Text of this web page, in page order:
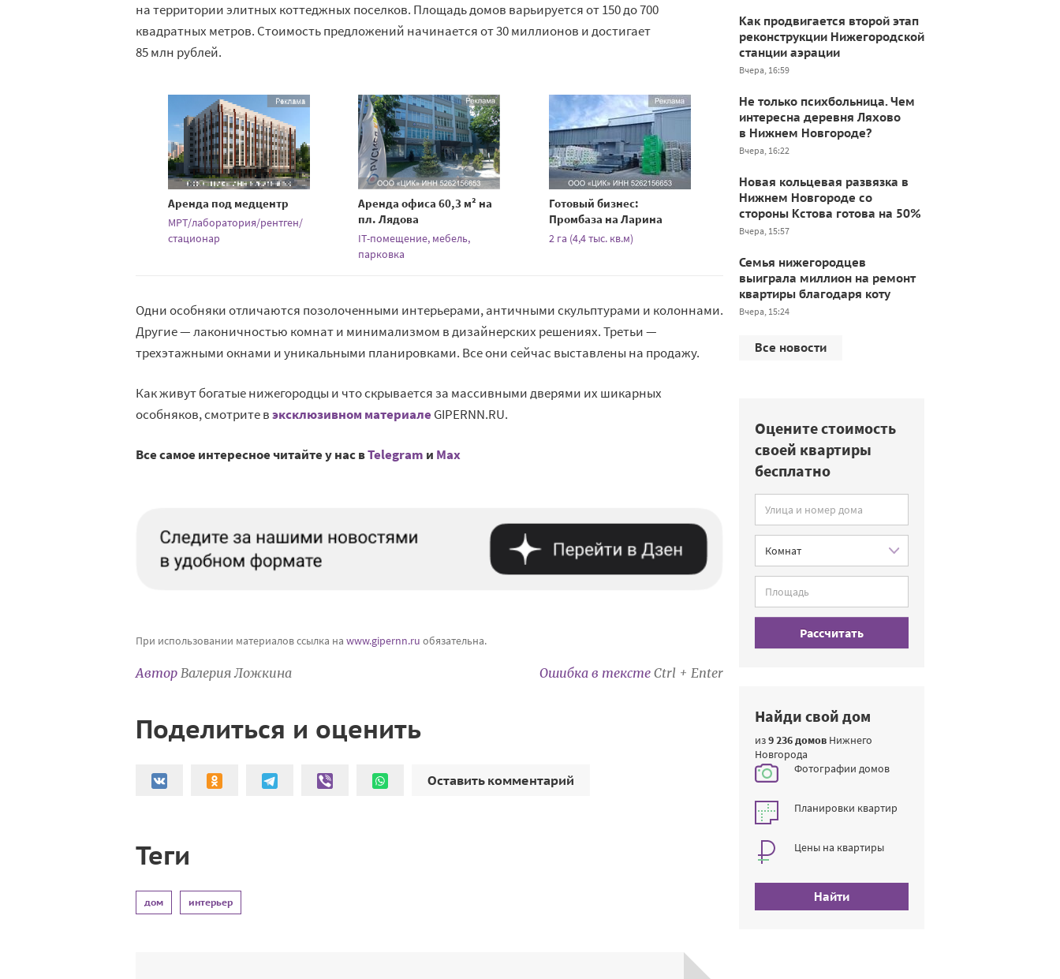
на территории элитных коттеджных поселков. Площадь домов варьируется от 150 до 700
квадратных метров. Стоимость предложений начинается от 30 миллионов и достигает
85 млн рублей.
Аренда под медцентр
МРТ/лаборатория/рентген/
стационар
Аренда офиса 60,3 м² на
пл. Лядова
IT-помещение, мебель,
парковка
Готовый бизнес:
Промбаза на Ларина
2 га (4,4 тыс. кв.м)
Одни особняки отличаются позолоченными интерьерами, античными скульптурами и колоннами.
Другие — лаконичностью комнат и минимализмом в дизайнерских решениях. Третьи —
трехэтажными окнами и уникальными планировками. Все они сейчас выставлены на продажу.
Как живут богатые нижегородцы и что скрывается за массивными дверями их шикарных
особняков, смотрите вэксклюзивном материалеGIPERNN.RU.
Все самое интересное читайте у нас вTelegram и Mах
При использовании материалов ссылка на www.gipernn.ru обязательна.
Автор Валерия Ложкина Ошибка в тексте Ctrl + Enter
Поделиться и оценить
Оставить комментарий
Теги
дом интерьер
Как продвигается второй этап
реконструкции Нижегородской
станции аэрации
Вчера, 16:59
Не только психбольница. Чем
интересна деревня Ляхово
в Нижнем Новгороде?
Вчера, 16:22
Новая кольцевая развязка в
Нижнем Новгороде со
стороны Кстова готова на 50%
Вчера, 15:57
Семья нижегородцев
выиграла миллион на ремонт
квартиры благодаря коту
Вчера, 15:24
Все новости
Оцените стоимость
своей квартиры
бесплатно
Рассчитать
Найди свой дом
из9 236 домов Нижнего
Новгорода
Фотографии домов
Планировки квартир
Цены на квартиры
Найти